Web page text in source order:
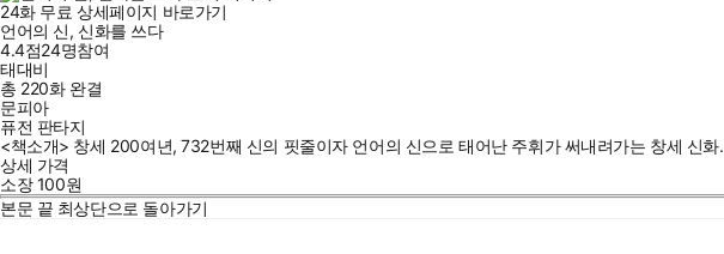
24화 무료 상세페이지 바로가기
언어의 신, 신화를 쓰다
4.4점24명참여
태대비
총 220화 완결
문피아
퓨전 판타지
<책소개> 창세 200여년, 732번째 신의 핏줄이자 언어의 신으로 태어난 주휘가 써내려가는 창세 신화.
상세 가격
소장100원
본문 끝 최상단으로 돌아가기